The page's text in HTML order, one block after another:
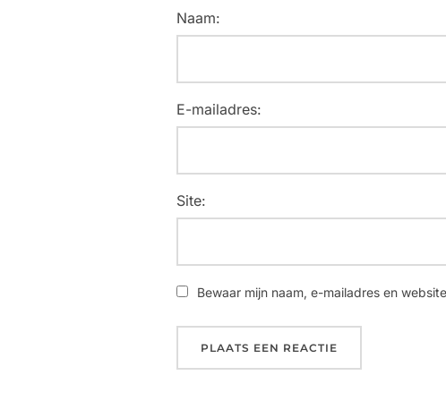
Naam:
E-mailadres:
Site:
Bewaar mijn naam, e-mailadres en